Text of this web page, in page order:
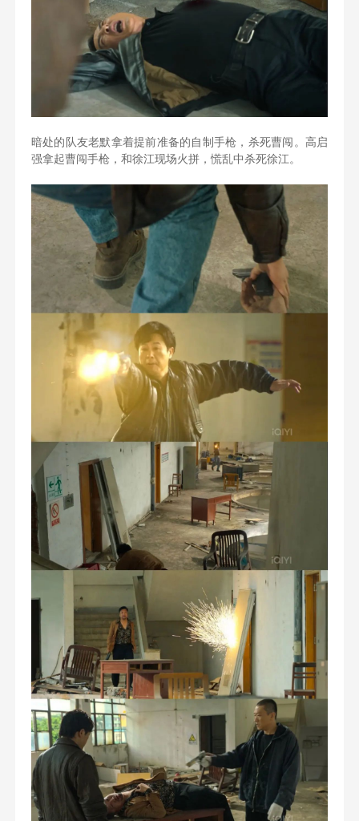
暗处的队友老默拿着提前准备的自制手枪，杀死曹闯。高启
强拿起曹闯手枪，和徐江现场火拼，慌乱中杀死徐江。